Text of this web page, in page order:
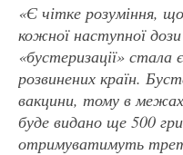
«Є чітке розуміння,
кожної наступної
«бустеризації»
розвинених країн.
вакцини, тому в
буде видано ще 500
отримуватимуть